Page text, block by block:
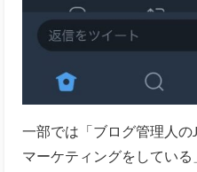
一部では「ブログ管理人
マーケティングをしてい